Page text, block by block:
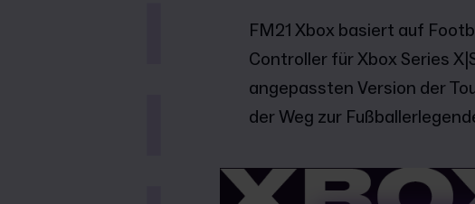
FM21 Xbox basiert auf
Controller für Xbox Series
angepassten Version der
der Weg zur